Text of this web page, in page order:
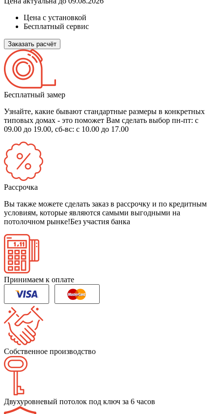
Цена с установкой
Бесплатный сервис
Заказать расчёт
Бесплатный замер
Узнайте, какие бывают стандартные размеры в конкретных
типовых домах - это поможет Вам сделать выбор пн-пт: с
09.00 до 19.00, сб-вс: с 10.00 до 17.00
Рассрочка
Вы также можете сделать заказ в рассрочку и по кредитным
условиям, которые являются самыми выгодными на
потолочном рынке!Без участия банка
Принимаем к оплате
Собственное производство
Двухуровневый потолок под ключ за 6 часов